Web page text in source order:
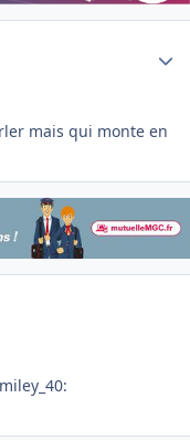
mais qui monte en